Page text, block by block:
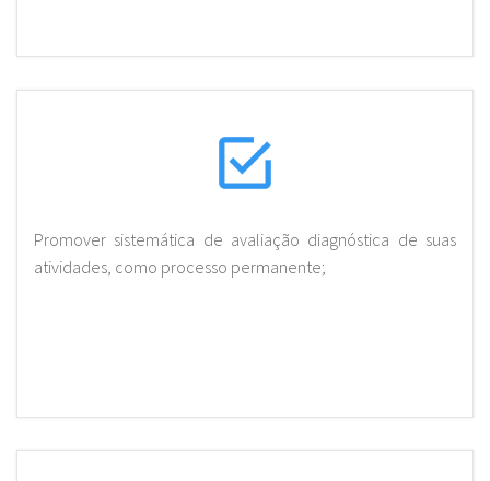
Promover sistemática de avaliação diagnóstica de suas
atividades, como processo permanente;